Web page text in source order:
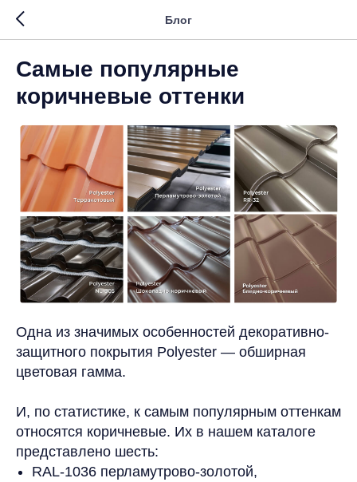
Блог
Самые популярные
коричневые оттенки
Одна из значимых особенностей декоративно-
защитного покрытия Polyester — обширная
цветовая гамма.
И, по статистике, к самым популярным оттенкам
относятся коричневые. Их в нашем каталоге
представлено шесть:
RAL-1036 перламутрово-золотой,